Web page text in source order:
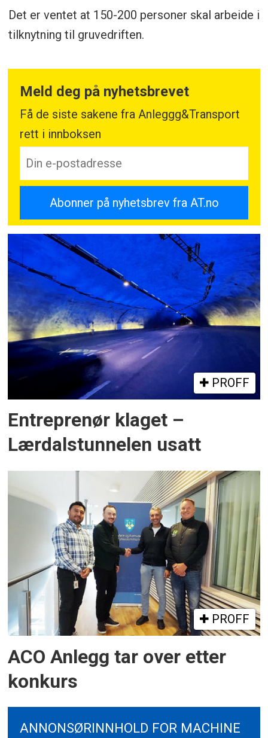
Det er ventet at 150-200 personer skal arbeide i
tilknytning til gruvedriften.
Meld deg på nyhetsbrevet
Få de siste sakene fra Anleggg&Transport
rett i innboksen
PROFF
Entreprenør klaget –
Lærdalstunnelen usatt
PROFF
ACO Anlegg tar over etter
konkurs
ANNONSØRINNHOLD FOR MACHINE